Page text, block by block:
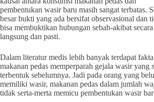
pembentukan wasir baru masih sangat terbatas.
besar bukti yang ada bersifat observasional dan
bisa membuktikan hubungan sebab-akibat secara
langsung dan pasti.
Dalam literatur medis lebih banyak terdapat
makanan pedas memperparah gejala wasir yang
terbentuk sebelumnya. Jadi pada orang yang
memiliki wasir, makanan pedas dalam jumlah
tidak serta-merta memicu pembentukan wasir